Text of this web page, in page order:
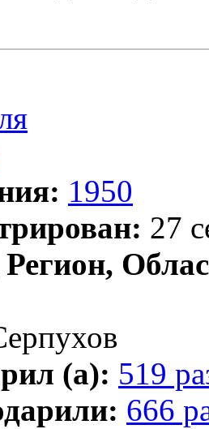
1950
27
(а): 519
666